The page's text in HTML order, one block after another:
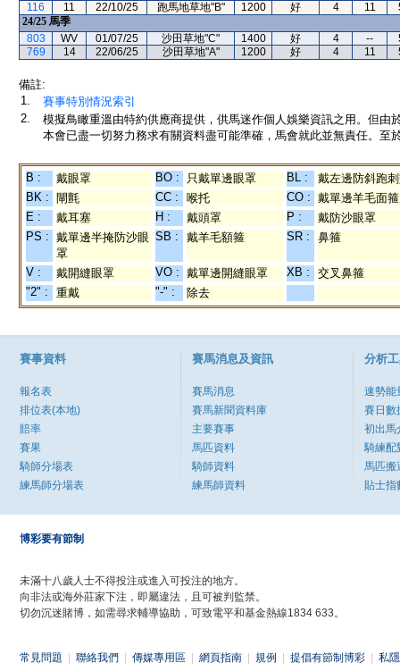
116
11 22/10/25 跑馬地草地"B" 1200 好 4 11
24/25 馬季
803
WV 01/07/25 沙田草地"C" 1400 好 4 --
769
14 22/06/25 沙田草地"A" 1200 好 4 11
備註:
1.
賽事特別情況索引
2.
模擬鳥瞰重溫由特約供應商提供，供馬迷作個人娛樂資訊之用。但
本會已盡一切努力務求有關資料盡可能準確，馬會就此並無責任。至
B : 戴眼罩 BO : 只戴單邊眼罩 BL :
戴左邊防斜跑
BK :
閘氈 CC : 喉托 CO : 戴單邊羊毛面箍
E :
戴耳塞 H : 戴頭罩 P :
戴防沙眼罩
PS : 戴單邊半掩防沙眼
罩
SB : 戴羊毛額箍 SR : 鼻箍
V : 戴開縫眼罩 VO : 戴單邊開縫眼罩 XB :
交叉鼻箍
"2" :
重戴 "-" : 除去
賽事資料
報名表
排位表(本地)
賠率
賽果
騎師分場表
練馬師分場表
賽馬消息及資訊
賽馬消息
賽馬新聞資料庫
主要賽事
馬匹資料
騎師資料
練馬師資料
分析
速勢能
賽日數
初出馬
騎練配
馬匹搬
貼士指
博彩要有節制
未滿十八歲人士不得投注或進入可投注的地方。
向非法或海外莊家下注，即屬違法，且可被判監禁。
切勿沉迷賭博，如需尋求輔導協助，可致電平和基金熱線1834 633。
常見問題 聯絡我們 傳媒專用區 網頁指南 規例 提倡有節制博彩 私